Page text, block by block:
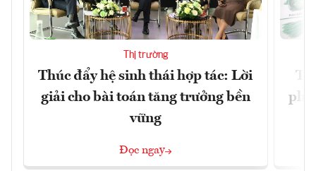
Thị trường
Thúc đẩy hệ sinh thái hợp tác: Lời
giải cho bài toán tăng trưởng bền
vững
Đọc ngay